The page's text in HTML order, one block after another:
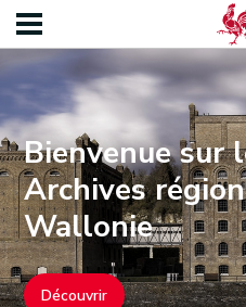
Bienvenue sur
Archives
Wallonie
Découvrir